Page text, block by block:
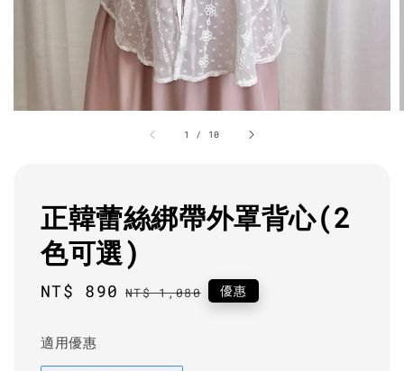
1 / 10
正韓蕾絲綁帶外罩背心(2
色可選)
Sale
NT$ 890 Regular
NT$ 1,080 優惠
適用優惠